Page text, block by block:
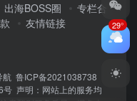
出海BOSS圈
专栏合
友情链接
航 鲁ICP备2021038738
号 声明：网站上的服务均
29°